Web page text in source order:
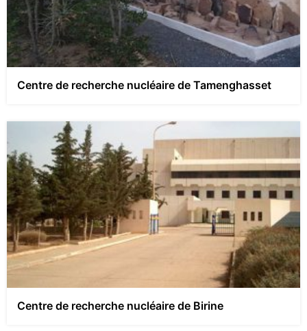
Centre de recherche nucléaire de Tamenghasset
Centre de recherche nucléaire de Birine